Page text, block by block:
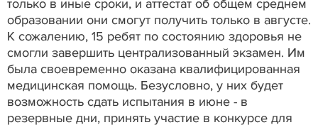
только в иные сроки, и аттестат об общем среднем
образовании они смогут получить только в августе.
К сожалению, 15 ребят по состоянию здоровья не
смогли завершить централизованный экзамен. Им
была своевременно оказана квалифицированная
медицинская помощь. Безусловно, у них будет
возможность сдать испытания в июне - в
резервные дни, принять участие в конкурсе для